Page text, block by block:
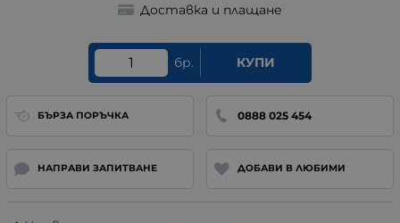
Доставка и плащане
бр. КУПИ
БЪРЗА ПОРЪЧКА 0888 025 454
НАПРАВИ ЗАПИТВАНЕ ДОБАВИ В ЛЮБИМИ